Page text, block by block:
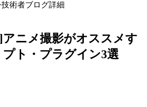
技術者ブログ詳細
ニメ撮影がオススメす
ト・プラグイン3選